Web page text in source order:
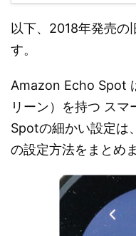
以下、2018年発売
す。
Amazon Echo Spot
リーン）を持つ ス
Spotの細かい設定は
の設定方法をまとめ